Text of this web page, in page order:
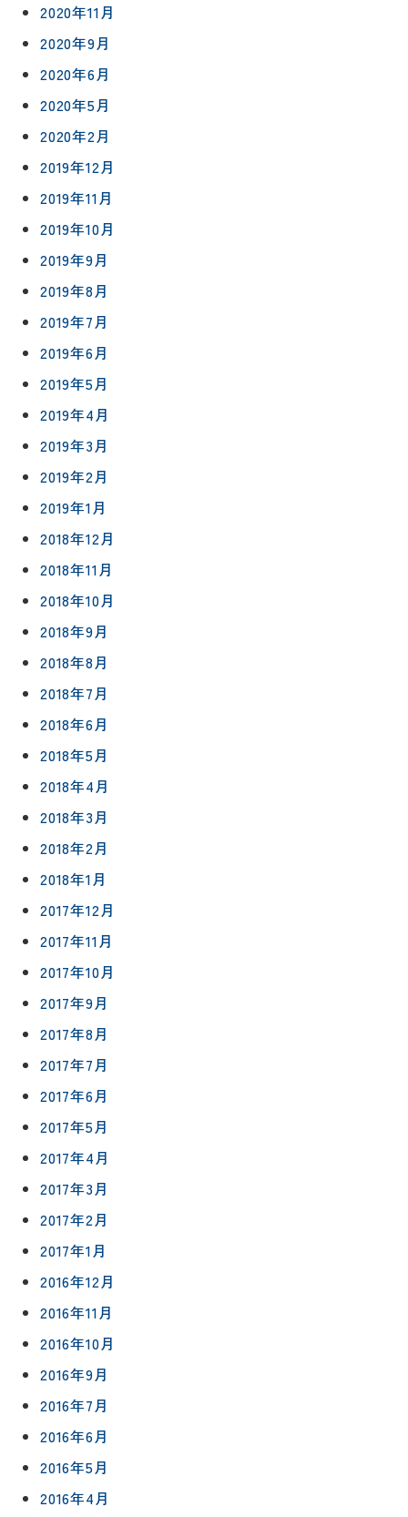
2020年11月
2020年9月
2020年6月
2020年5月
2020年2月
2019年12月
2019年11月
2019年10月
2019年9月
2019年8月
2019年7月
2019年6月
2019年5月
2019年4月
2019年3月
2019年2月
2019年1月
2018年12月
2018年11月
2018年10月
2018年9月
2018年8月
2018年7月
2018年6月
2018年5月
2018年4月
2018年3月
2018年2月
2018年1月
2017年12月
2017年11月
2017年10月
2017年9月
2017年8月
2017年7月
2017年6月
2017年5月
2017年4月
2017年3月
2017年2月
2017年1月
2016年12月
2016年11月
2016年10月
2016年9月
2016年7月
2016年6月
2016年5月
2016年4月